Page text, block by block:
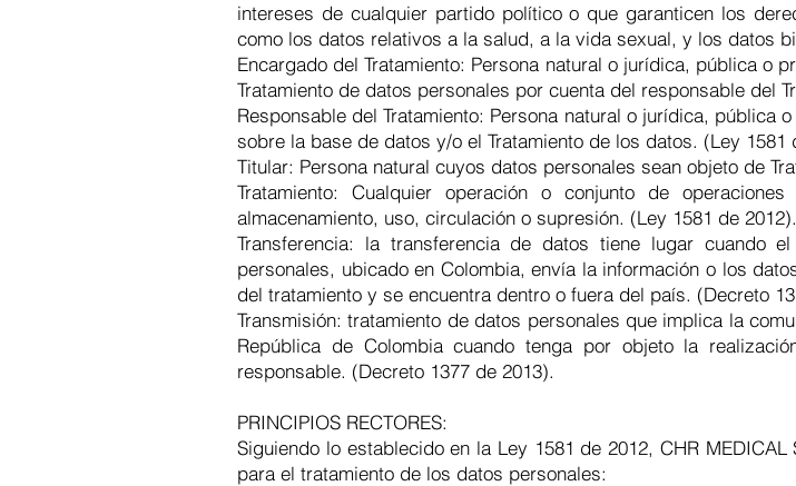
intereses de cualquier partido político o que garanticen los
como los datos relativos a la salud, a la vida sexual, y los datos
Encargado del Tratamiento: Persona natural o jurídica, pública o
Tratamiento de datos personales por cuenta del responsable del
Responsable del Tratamiento: Persona natural o jurídica,
sobre la base de datos y/o el Tratamiento de los datos. (Ley 1581
Titular: Persona natural cuyos datos personales sean objeto de
Tratamiento: Cualquier operación o conjunto de
almacenamiento, uso, circulación o supresión. (Ley 1581 de 2012).
Transferencia: la transferencia de datos tiene lugar cuando
personales, ubicado en Colombia, envía la información o los
del tratamiento y se encuentra dentro o fuera del país. (Decreto
Transmisión: tratamiento de datos personales que implica la
República de Colombia cuando tenga por objeto la
responsable. (Decreto 1377 de 2013).
PRINCIPIOS RECTORES:
Siguiendo lo establecido en la Ley 1581 de 2012, CHR
para el tratamiento de los datos personales: